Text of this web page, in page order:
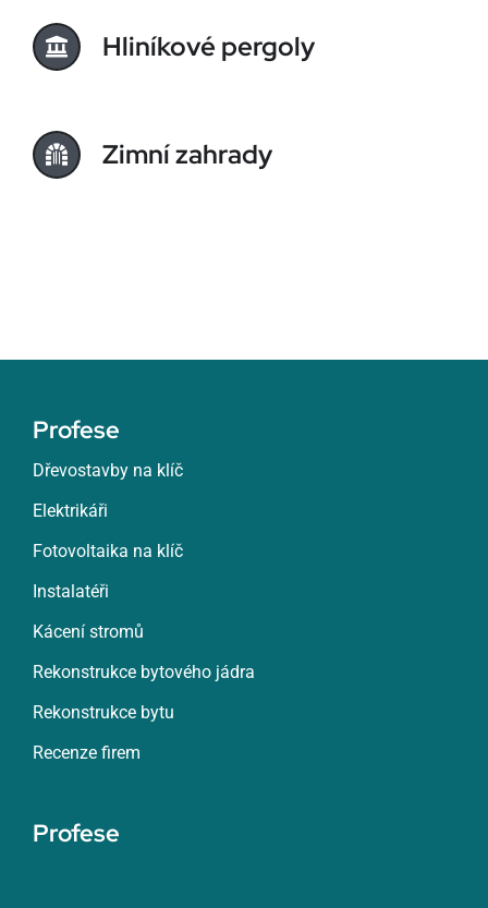
Hliníkové pergoly
Zimní zahrady
Profese
Dřevostavby na klíč
Elektrikáři
Fotovoltaika na klíč
Instalatéři
Kácení stromů
Rekonstrukce bytového jádra
Rekonstrukce bytu
Recenze firem
Profese